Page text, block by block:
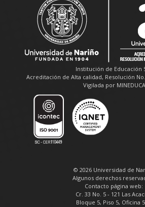
Institución de Educación
Acreditación de Alta calidad, Resolución
Vigilada por
© 2026 Universidad de
Algunos derechos
Contacto página web:
Cr. 33 No. 5 - 121 Las
Bloque 5, Piso 5, Oficina